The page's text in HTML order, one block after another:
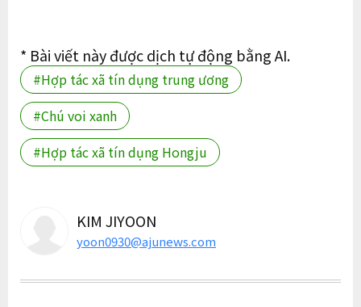
* Bài viết này được dịch tự động bằng AI.
#Hợp tác xã tín dụng trung ương
#Chú voi xanh
#Hợp tác xã tín dụng Hongju
KIM JIYOON
yoon0930@ajunews.com